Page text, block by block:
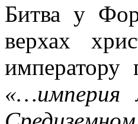
Битва у
верхах
императору
«…империя